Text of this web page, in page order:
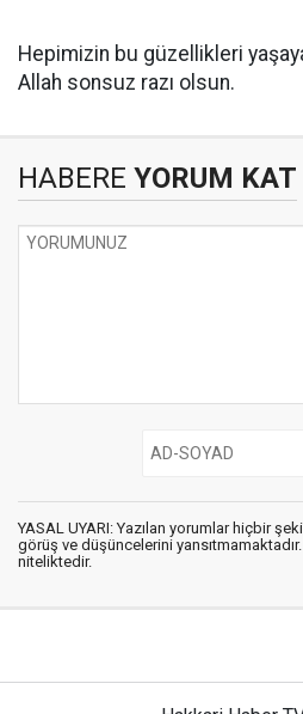
Hepimizin bu güzellikleri
Allah sonsuz razı olsun.
HABERE YORUM KAT
YASAL UYARI: Yazılan yorumlar hiçbir
görüş ve düşüncelerini
niteliktedir.